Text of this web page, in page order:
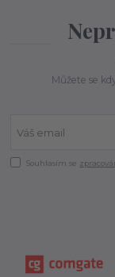
Můžete se
Souhlasím se